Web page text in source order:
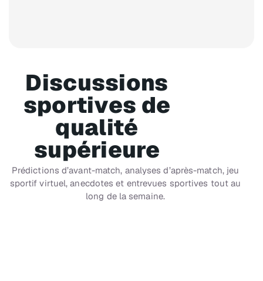
Discussions
sportives de
qualité
supérieure
Prédictions d’avant-match, analyses d’après-match, jeu
sportif virtuel, anecdotes et entrevues sportives tout au
long de la semaine.